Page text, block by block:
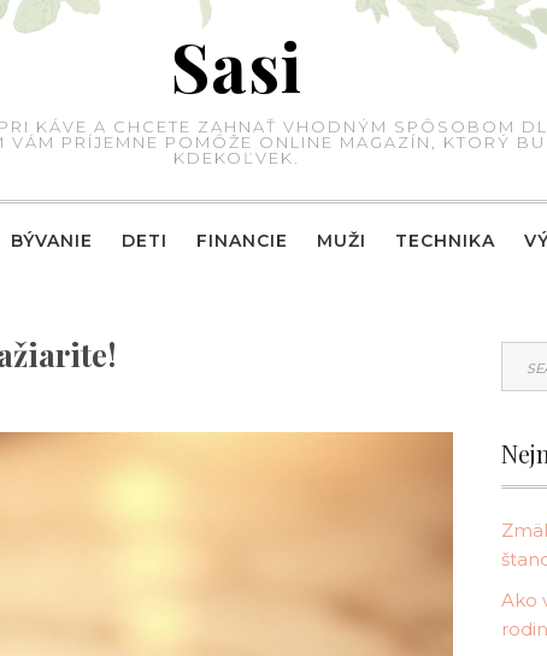
Sasi
KÁVE A CHCETE ZAHNAŤ VHODNÝM SPÔSOBOM
VÁM PRÍJEMNE POMÔŽE ONLINE MAGAZÍN, KTORÝ
KDEKOĽVEK.
BÝVANIE DETI FINANCIE MUŽI TECHNIKA
Ako